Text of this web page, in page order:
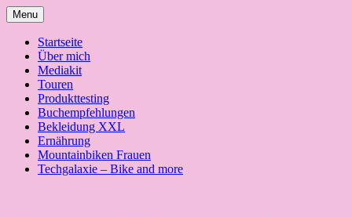
Skip
to
content
Menu
Startseite
Über mich
Mediakit
Touren
Produkttesting
Buchempfehlungen
Bekleidung XXL
Ernährung
Mountainbiken Frauen
Techgalaxie – Bike and more